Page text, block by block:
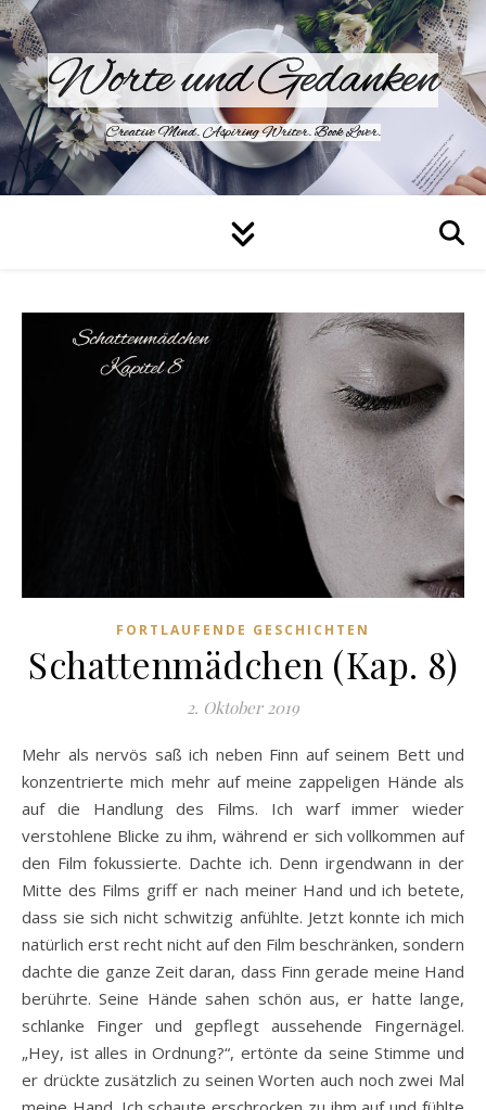
Worte und Gedanken
Creative Mind. Aspiring Writer. Book Lover.
FORTLAUFENDE GESCHICHTEN
Schattenmädchen (Kap. 8)
2. Oktober 2019
Mehr als nervös saß ich neben Finn auf seinem Bett und
konzentrierte mich mehr auf meine zappeligen Hände als
auf die Handlung des Films. Ich warf immer wieder
verstohlene Blicke zu ihm, während er sich vollkommen auf
den Film fokussierte. Dachte ich. Denn irgendwann in der
Mitte des Films griff er nach meiner Hand und ich betete,
dass sie sich nicht schwitzig anfühlte. Jetzt konnte ich mich
natürlich erst recht nicht auf den Film beschränken, sondern
dachte die ganze Zeit daran, dass Finn gerade meine Hand
berührte. Seine Hände sahen schön aus, er hatte lange,
schlanke Finger und gepflegt aussehende Fingernägel.
„Hey, ist alles in Ordnung?“, ertönte da seine Stimme und
er drückte zusätzlich zu seinen Worten auch noch zwei Mal